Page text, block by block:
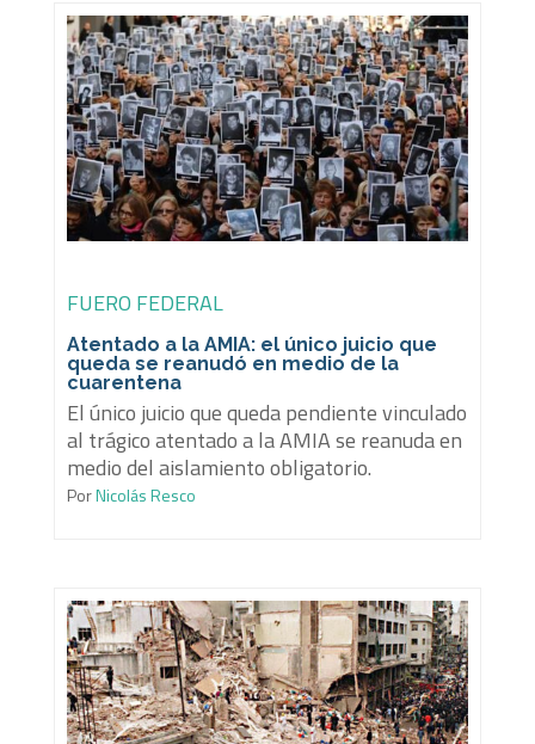
FUERO FEDERAL
Atentado a la AMIA: el único juicio que
queda se reanudó en medio de la
cuarentena
El único juicio que queda pendiente vinculado
al trágico atentado a la AMIA se reanuda en
medio del aislamiento obligatorio.
PorNicolás Resco